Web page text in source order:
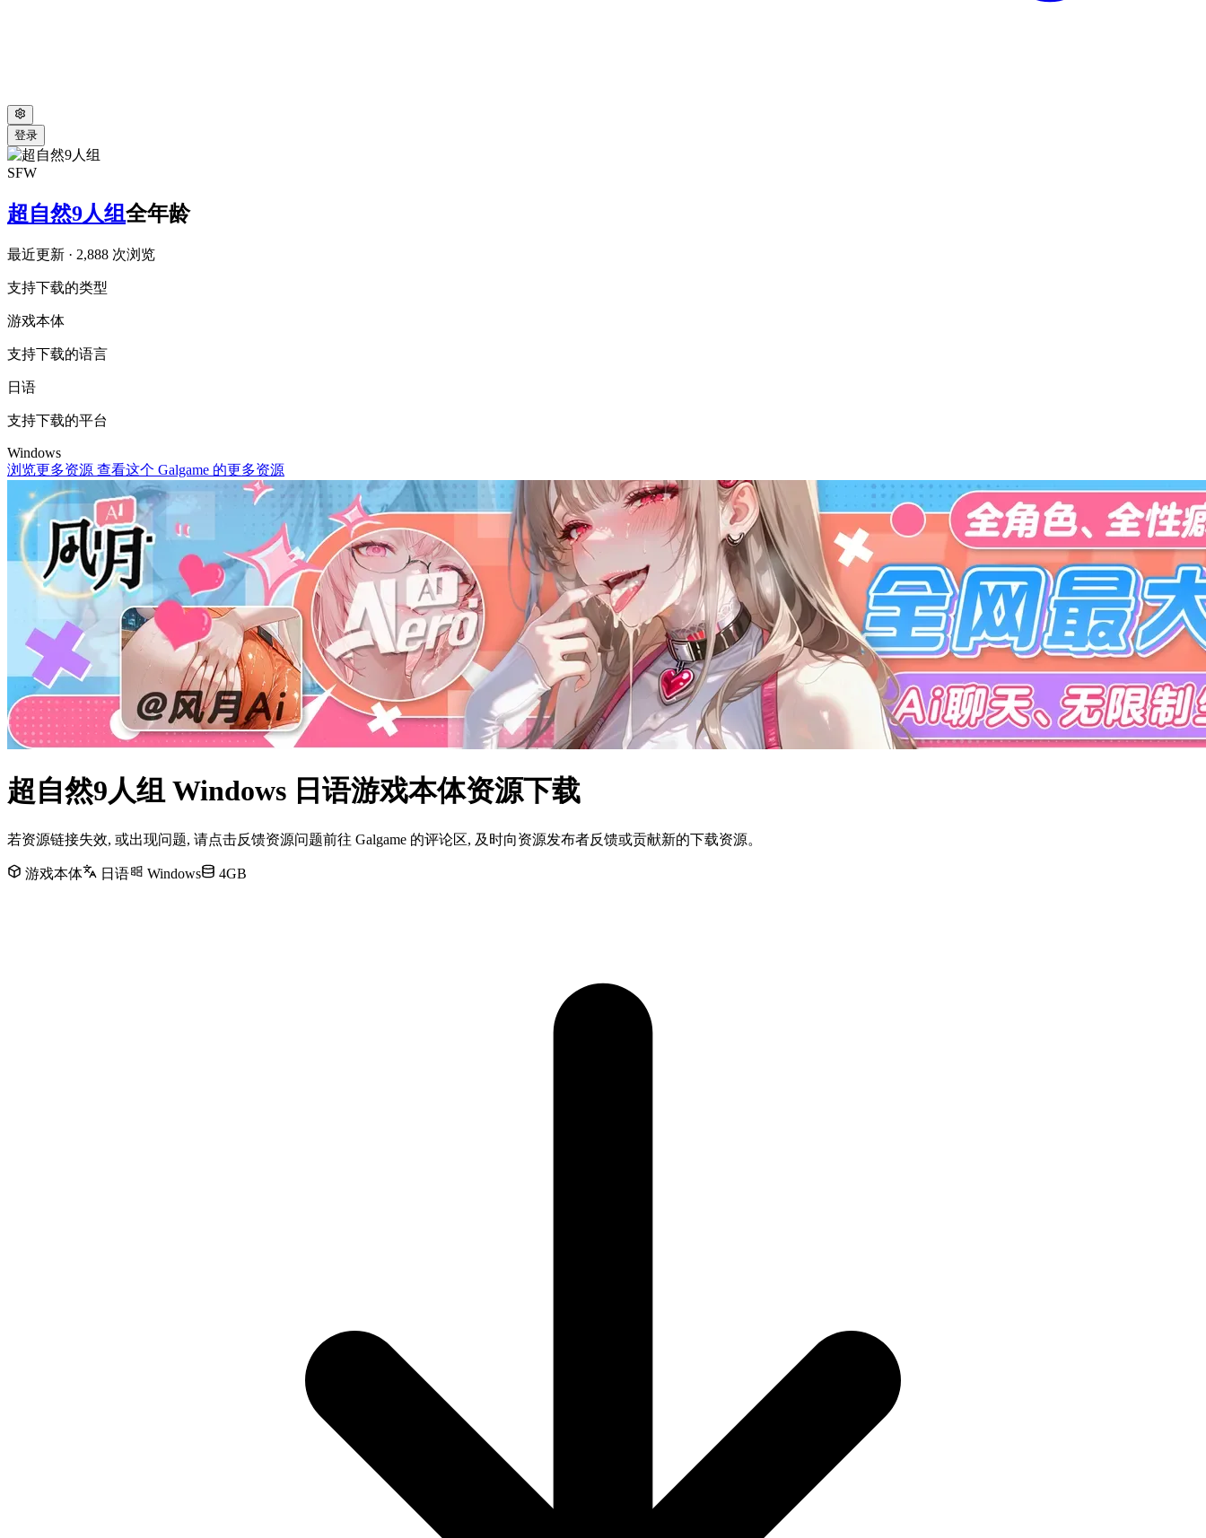
登录
SFW
超自然9人组全年龄
最近更新 · 2,888 次浏览
支持下载的类型
游戏本体
支持下载的语言
日语
支持下载的平台
Windows
浏览更多资源 查看这个 Galgame 的更多资源
超自然9人组 Windows 日语游戏本体资源下载
若资源链接失效, 或出现问题, 请点击反馈资源问题前往 Galgame 的评论区, 及时向资源发布者反馈或贡献新的下载资源。
游戏本体 日语 Windows 4GB